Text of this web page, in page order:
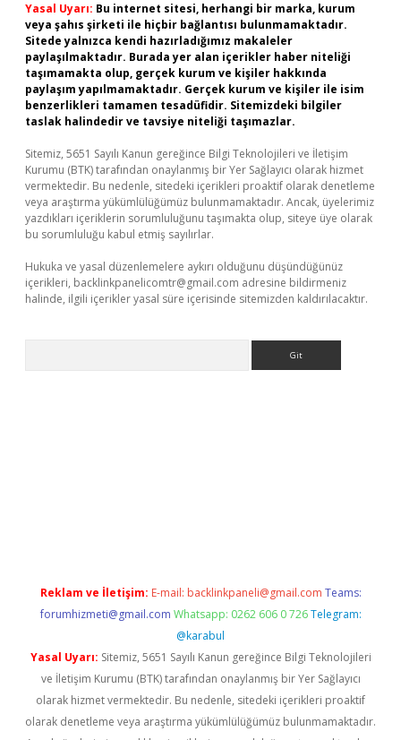
Yasal Uyarı: Bu internet sitesi, herhangi bir marka, kurum
veya şahıs şirketi ile hiçbir bağlantısı bulunmamaktadır.
Sitede yalnızca kendi hazırladığımız makaleler
paylaşılmaktadır. Burada yer alan içerikler haber niteliği
taşımamakta olup, gerçek kurum ve kişiler hakkında
paylaşım yapılmamaktadır. Gerçek kurum ve kişiler ile isim
benzerlikleri tamamen tesadüfidir. Sitemizdeki bilgiler
taslak halindedir ve tavsiye niteliği taşımazlar.
Sitemiz, 5651 Sayılı Kanun gereğince Bilgi Teknolojileri ve İletişim
Kurumu (BTK) tarafından onaylanmış bir Yer Sağlayıcı olarak hizmet
vermektedir. Bu nedenle, sitedeki içerikleri proaktif olarak denetleme
veya araştırma yükümlülüğümüz bulunmamaktadır. Ancak, üyelerimiz
yazdıkları içeriklerin sorumluluğunu taşımakta olup, siteye üye olarak
bu sorumluluğu kabul etmiş sayılırlar.
Hukuka ve yasal düzenlemelere aykırı olduğunu düşündüğünüz
içerikleri, backlinkpanelicomtr@gmail.com adresine bildirmeniz
halinde, ilgili içerikler yasal süre içerisinde sitemizden kaldırılacaktır.
Reklam ve İletişim: E-mail: backlinkpaneli@gmail.com Teams:
forumhizmeti@gmail.com Whatsapp: 0262 606 0 726 Telegram:
@karabul
Yasal Uyarı: Sitemiz, 5651 Sayılı Kanun gereğince Bilgi Teknolojileri
ve İletişim Kurumu (BTK) tarafından onaylanmış bir Yer Sağlayıcı
olarak hizmet vermektedir. Bu nedenle, sitedeki içerikleri proaktif
olarak denetleme veya araştırma yükümlülüğümüz bulunmamaktadır.